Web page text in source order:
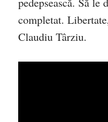
completat.
Claudiu Târziu.